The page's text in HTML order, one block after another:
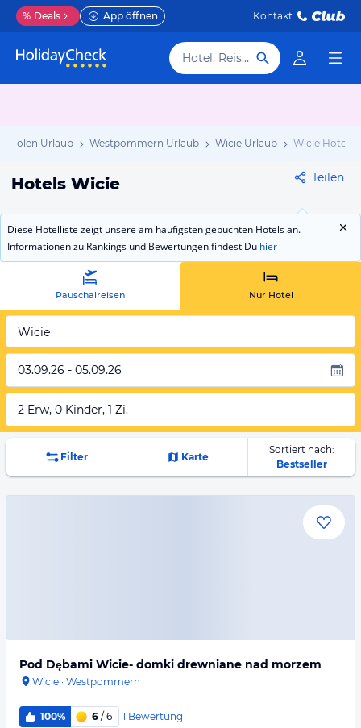
% Deals App öffnen Kontakt
Hotel, Reiseziel
Polen Urlaub Westpommern Urlaub Wicie Urlaub Wicie Hotels
Hotels Wicie Teilen
Diese Hotelliste zeigt unsere am häufigsten gebuchten Hotels an.
Informationen zu Rankings und Bewertungen findest Du hier
Pauschalreisen Nur Hotel
Wicie
03.09.26 - 05.09.26
2 Erw, 0 Kinder, 1 Zi.
Filter Karte
Sortiert nach:
Bestseller
Pod Dębami Wicie- domki drewniane nad morzem
Wicie · Westpommern
100% 6 / 6 1 Bewertung